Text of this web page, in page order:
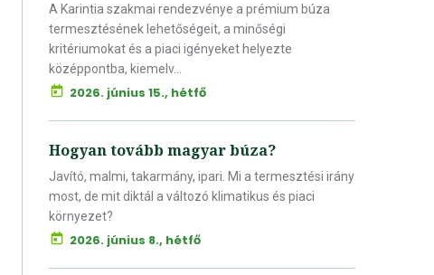
A Karintia szakmai rendezvénye a prémium búza
termesztésének lehetőségeit, a minőségi
kritériumokat és a piaci igényeket helyezte
középpontba, kiemelv...
2026. június 15., hétfő
Hogyan tovább magyar búza?
Javító, malmi, takarmány, ipari. Mi a termesztési irány
most, de mit diktál a változó klimatikus és piaci
környezet?
2026. június 8., hétfő